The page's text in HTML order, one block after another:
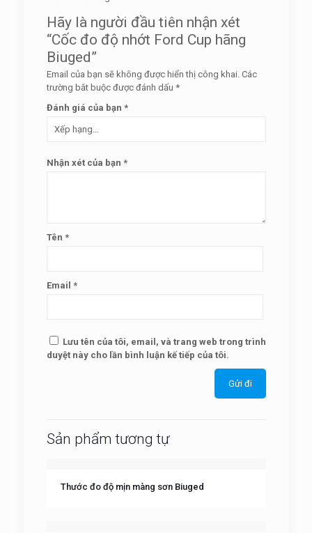
Hãy là người đầu tiên nhận xét
“Cốc đo độ nhớt Ford Cup hãng
Biuged”
Email của bạn sẽ không được hiển thị công khai. Các
trường bắt buộc được đánh dấu *
Đánh giá của bạn *
Nhận xét của bạn *
Tên *
Email *
Lưu tên của tôi, email, và trang web trong trình
duyệt này cho lần bình luận kế tiếp của tôi.
Sản phẩm tương tự
Thước đo độ mịn màng sơn Biuged